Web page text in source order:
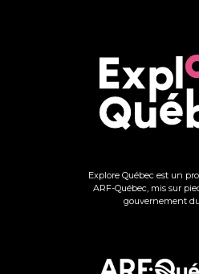
Explore Québec est un
ARF-Québec, mis sur
gouvernement